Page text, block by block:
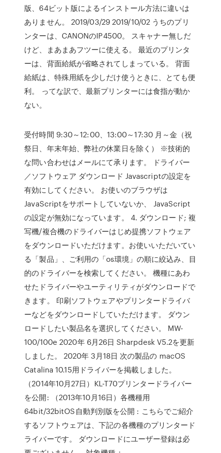
版、64ビット版によるインストール方法に違いは
ありません。 2019/03/29 2019/10/02 うちのプリ
ンターは、CANONのIP4500。 スキャナー無しだ
けど、まあまあフツーに使える。 最近のプリンタ
ーは、背面給紙が省略されてしまっている。 背面
給紙は、特殊用紙を少しだけ使うときに、とても便
利。 ってな訳で、最新プリンターには食指が動か
ない。
受付時間 9:30～12:00、13:00～17:30 月～金（祝
祭日、年末年始、弊社の休業日を除く） ※技術的
な問い合わせはメールにて承ります。 ドライバー
／ソフトウェア ダウンロード Javascriptの設定を
有効にしてください。 お使いのブラウザは
JavaScriptをサポートしていないか、 JavaScript
の設定が無効になっています。 4. ダウンロード; 複
写機/複合機のドライバーはじめ提携ソフトウェア
をダウンロードいただけます。お使いいただいてい
る「製品」、ご利用の「os環境」の順に絞込み、目
的のドライバーを検索してください。 機種にあわ
せたドライバーやユーティリティがダウンロードで
きます。 印刷ソフトウェアやプリンタードライバ
ーなどをダウンロードしていただけます。 ダウン
ロードしたい製品名を選択してください。 MW-
100/100e 2020年 6月26日 Sharpdesk V5.2を更新
しました。 2020年 3月18日 次の製品の macOS
Catalina 10.15用ドライバーを掲載しました。
（2014年10月27日）KL-T70プリンタードライバー
を公開: （2013年10月16日）各機種用
64bit/32bitOS自動判別版を公開 : こちらでご紹介
するソフトウェアは、下記の各機種のプリンタード
ライバーです。 ダウンロードにユーザー登録は必